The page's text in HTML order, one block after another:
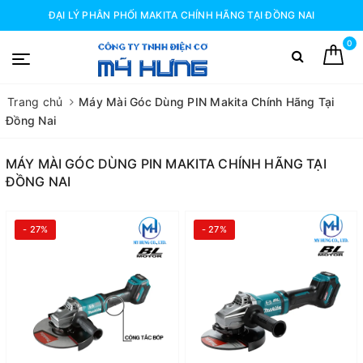
ĐẠI LÝ PHÂN PHỐI MAKITA CHÍNH HÃNG TẠI ĐỒNG NAI
0
Trang chủ
Máy Mài Góc Dùng PIN Makita Chính Hãng Tại
Đồng Nai
MÁY MÀI GÓC DÙNG PIN MAKITA CHÍNH HÃNG TẠI
ĐỒNG NAI
- 27% - 27%